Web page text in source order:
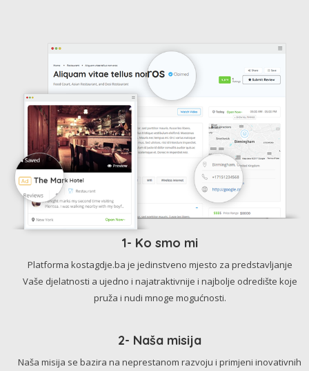
1- Ko smo mi
Platforma kostagdje.ba je jedinstveno mjesto za predstavljanje
Vaše djelatnosti a ujedno i najatraktivnije i najbolje odredište koje
pruža i nudi mnoge mogućnosti.
2- Naša misija
Naša misija se bazira na neprestanom razvoju i primjeni inovativnih